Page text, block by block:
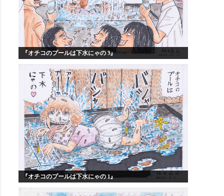
『オチコのプールは下水にゃの 3』
『オチコのプールは下水にゃの 1』